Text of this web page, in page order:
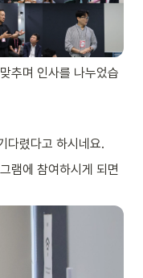
추며 인사를 나누었습
다렸다고 하시네요.
램에 참여하시게 되면